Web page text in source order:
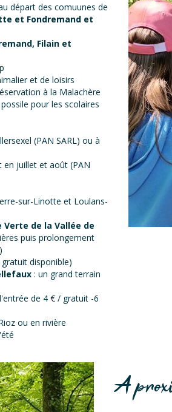
départ des comuunes de
et Fondremand et
Filain et
et de loisirs
à la Malachère
pour les scolaires
(PAN SARL) ou à
en juillet et août (PAN
sur-Linotte et Loulans-
Verte de la Vallée de
puis prolongement
disponible)
: un grand terrain
de 4 € / gratuit -6
ou en rivière
A